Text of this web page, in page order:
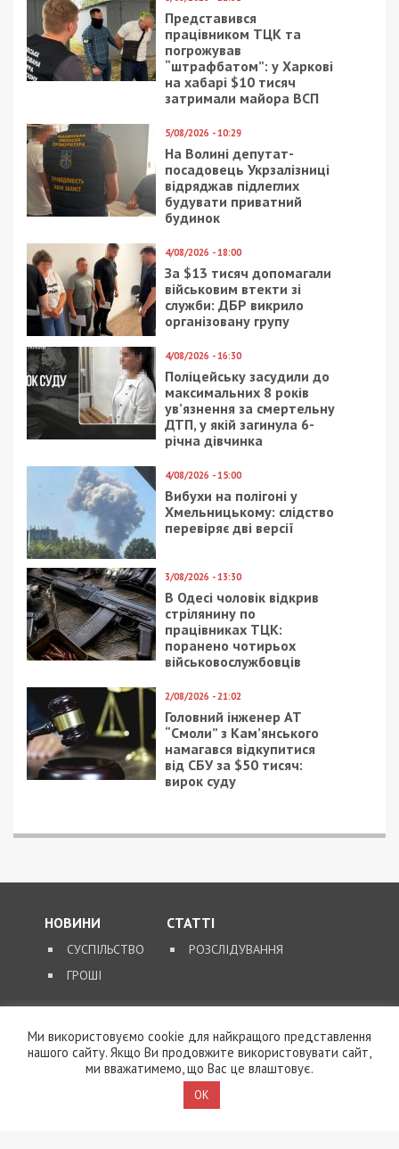
26/07/2018 - 16:02
Европейская площадь
предметом судебных
разбирательств: видео
20/01/2021 - 14:00
На Днепропетровщине
мать убила
ребенка из-за
громкого плача: видео
16/09/2024 - 9:13
Оборонці неба з ПвК
“Схід” знищили 6
“Шахедів” над
Дніпропетровщиною
5/11/2018 - 13:20
появилась своя
система отката
ПОПУЛЯРНІ НОВИНИ
На Буковині чоловік
поранив двох
поліцейських під час
обшуку та 11 днів
переховувався у лісі
Ми використовуємо cookie для найкращого представлення
нашого сайту. Якщо Ви продовжите використовувати сайт,
ми вважатимемо, що Вас це влаштовує.
OK